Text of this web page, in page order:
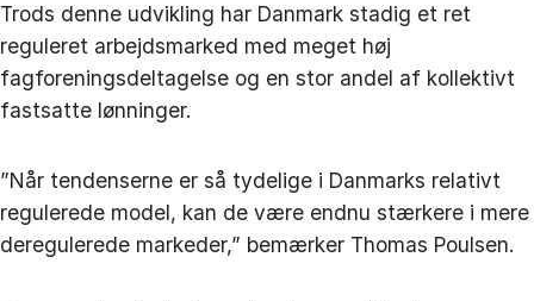
Trods denne udvikling har Danmark stadig et ret
reguleret arbejdsmarked med meget høj
fagforeningsdeltagelse og en stor andel af kollektivt
fastsatte lønninger.
”Når tendenserne er så tydelige i Danmarks relativt
regulerede model, kan de være endnu stærkere i mere
deregulerede markeder,” bemærker Thomas Poulsen.